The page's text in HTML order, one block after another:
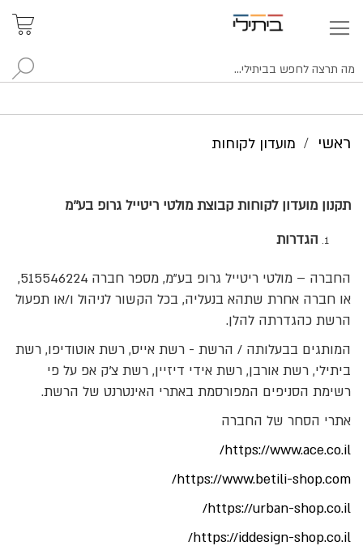
ראשי מועדון לקוחות
תקנון מועדון לקוחות קבוצת מולטי ריטייל גרופ בע''מ
הגדרות
החברה – מולטי ריטייל גרופ בע"מ, מספר חברה 515546224,
או חברה אחרת שתהא בנעליה, בכל הקשור לניהול ו/או תפעול
הרשת כהגדרתה להלן.
המותגים בבעלותה / הרשת - רשת אייס, רשת אוטודיפו, רשת
ביתילי, רשת אורבן, רשת אידי דיזיין, רשת צ'ק אפ על פי
רשימת הסניפים המפורסמת באתרי האינטרנט של הרשת.
אתרי הסחר של החברה
https://www.ace.co.il/
https://www.betili-shop.com/
https://urban-shop.co.il/
https://iddesign-shop.co.il/